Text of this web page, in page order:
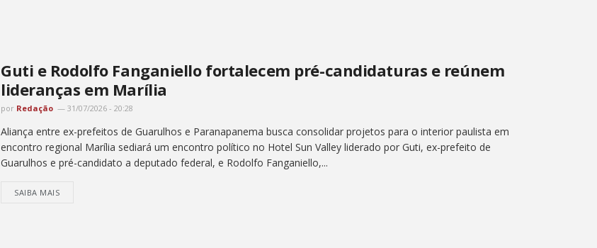
Guti e Rodolfo Fanganiello fortalecem pré-candidaturas e reúnem
lideranças em Marília
por Redação 31/07/2026 - 20:28
Aliança entre ex-prefeitos de Guarulhos e Paranapanema busca consolidar projetos para o interior paulista em
encontro regional Marília sediará um encontro político no Hotel Sun Valley liderado por Guti, ex-prefeito de
Guarulhos e pré-candidato a deputado federal, e Rodolfo Fanganiello,...
SAIBA MAIS